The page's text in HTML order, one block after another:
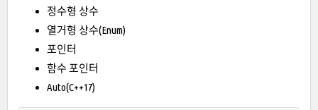
정수형 상수
열거형 상수(Enum)
포인터
함수 포인터
Auto(C++17)